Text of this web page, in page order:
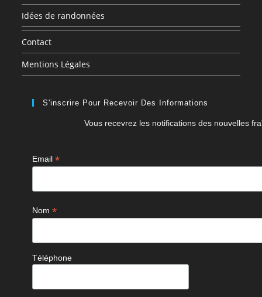
Idées de randonnées
Contact
Mentions Légales
S'inscrire Pour Recevoir Des Informations
Vous recevrez les notifications des nouvelles
Email*
Nom*
Téléphone